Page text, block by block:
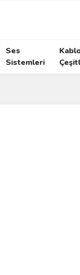
Ses
Sistemleri